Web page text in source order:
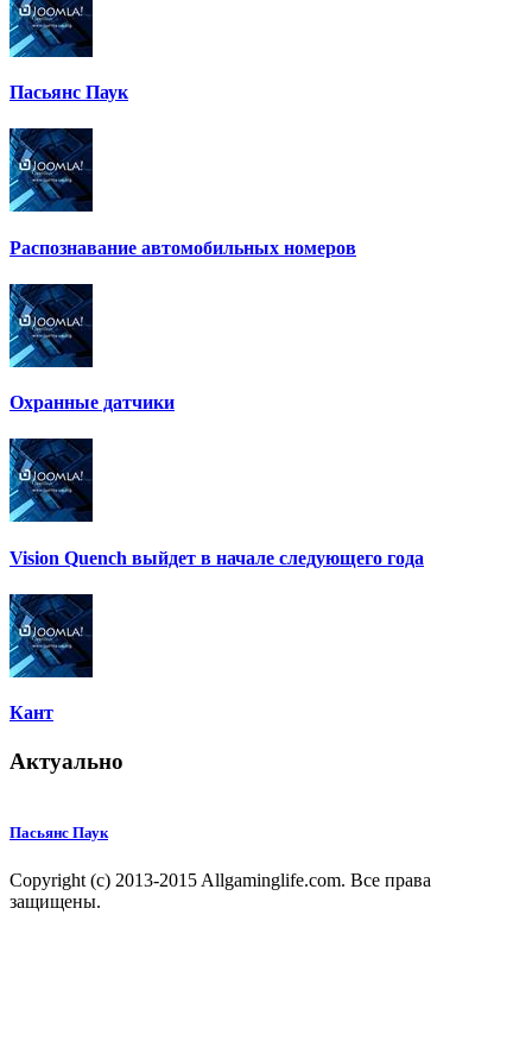
Пасьянс Паук
Распознавание автомобильных номеров
Охранные датчики
Vision Quench выйдет в начале следующего года
Кант
Актуально
Пасьянс Паук
Copyright (c) 2013-2015 Allgaminglife.com. Все права
защищены.